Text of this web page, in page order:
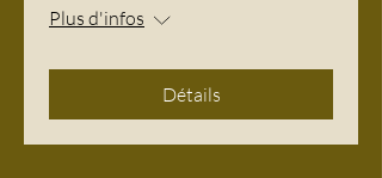
Plus d'infos
Détails